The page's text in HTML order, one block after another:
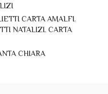
CARTA AMALFI